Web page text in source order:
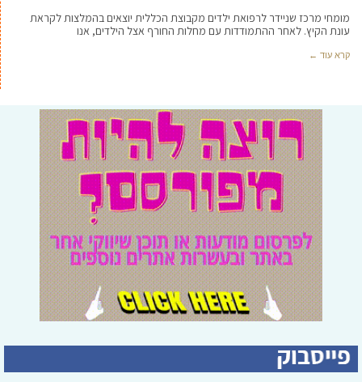
מומחי מרכז שניידר לרפואת ילדים מקבוצת הכללית יוצאים בהמלצות לקראת
עונת הקיץ. לאחר ההתמודדות עם מחלות החורף אצל הילדים, אנו
קרא עוד ←